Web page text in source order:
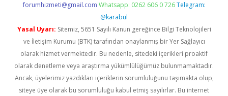
forumhizmeti@gmail.com Whatsapp: 0262 606 0 726 Telegram:
@karabul
Yasal Uyarı: Sitemiz, 5651 Sayılı Kanun gereğince Bilgi Teknolojileri
ve İletişim Kurumu (BTK) tarafından onaylanmış bir Yer Sağlayıcı
olarak hizmet vermektedir. Bu nedenle, sitedeki içerikleri proaktif
olarak denetleme veya araştırma yükümlülüğümüz bulunmamaktadır.
Ancak, üyelerimiz yazdıkları içeriklerin sorumluluğunu taşımakta olup,
siteye üye olarak bu sorumluluğu kabul etmiş sayılırlar. Bu internet